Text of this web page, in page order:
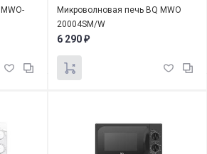
Микроволновая печь BQ MWO
20004SM/W
6 290 ₽